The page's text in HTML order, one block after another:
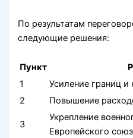
По результатам
следующие решения:
Пункт
1
Усиление границ
2
Повышение
3
Укрепление
Европейского